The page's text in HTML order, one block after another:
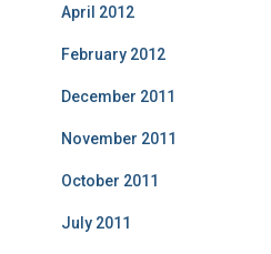
April 2012
February 2012
December 2011
November 2011
October 2011
July 2011